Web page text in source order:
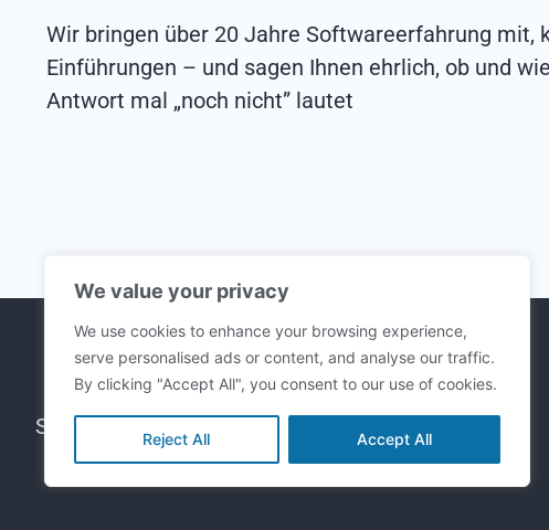
We value your privacy
We use cookies to enhance your browsing experience,
serve personalised ads or content, and analyse our traffic.
By clicking "Accept All", you consent to our use of cookies.
Reject All Accept All
Wir bringen über 20 Jahre Softwareerfahrung mit,
Einführungen – und sagen Ihnen ehrlich, ob und
Antwort mal „noch nicht” lautet
Schloßstraße 37, 56068 Koblenz